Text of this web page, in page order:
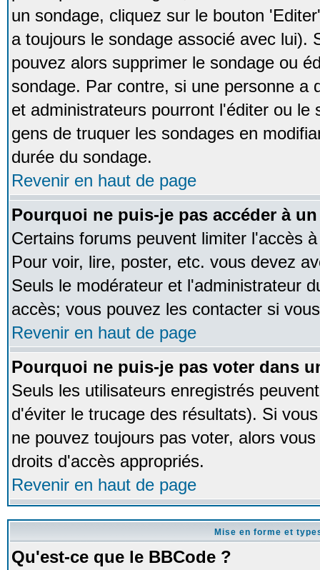
un sondage, cliquez sur le bouton
a toujours le sondage associé avec lui).
pouvez alors supprimer le sondage ou
sondage. Par contre, si une personne a
et administrateurs pourront l'éditer ou le
gens de truquer les sondages en
durée du sondage.
Revenir en haut de page
Pourquoi ne puis-je pas accéder à
Certains forums peuvent limiter l'accès
Pour voir, lire, poster, etc. vous devez
Seuls le modérateur et l'administrateur
accès; vous pouvez les contacter si
Revenir en haut de page
Pourquoi ne puis-je pas voter dans
Seuls les utilisateurs enregistrés
d'éviter le trucage des résultats). Si
ne pouvez toujours pas voter, alors
droits d'accès appropriés.
Revenir en haut de page
Mise en forme et
Qu'est-ce que le BBCode ?